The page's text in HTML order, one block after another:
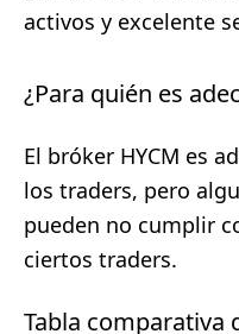
activos y excelente
¿Para quién es
El bróker HYCM es
los traders, pero
pueden no cumplir
ciertos traders.
Tabla comparativa